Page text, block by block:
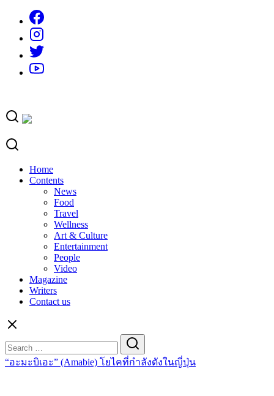
content
Home
Contents
News
Food
Travel
Wellness
Art & Culture
Entertainment
People
Video
Magazine
Writers
Contact us
for:
“อะมะบิเอะ” (Amabie) โยไคที่กำลังดังในญี่ปุ่น